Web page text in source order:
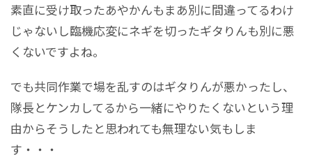
素直に受け取ったあやかんもまあ別に間違ってるわけ
じゃないし臨機応変にネギを切ったギタりんも別に悪
くないですよね。
でも共同作業で場を乱すのはギタりんが悪かったし、
隊長とケンカしてるから一緒にやりたくないという理
由からそうしたと思われても無理ない気もしま
す・・・